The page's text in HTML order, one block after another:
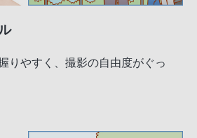
りやすく、撮影の自由度がぐっ